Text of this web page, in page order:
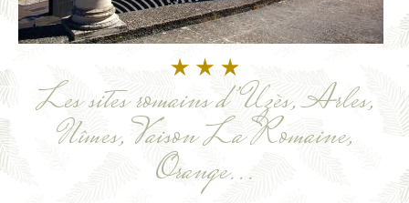
Les sites romains d’Uzès, Arles,
Nîmes, Vaison La Romaine,
Orange...